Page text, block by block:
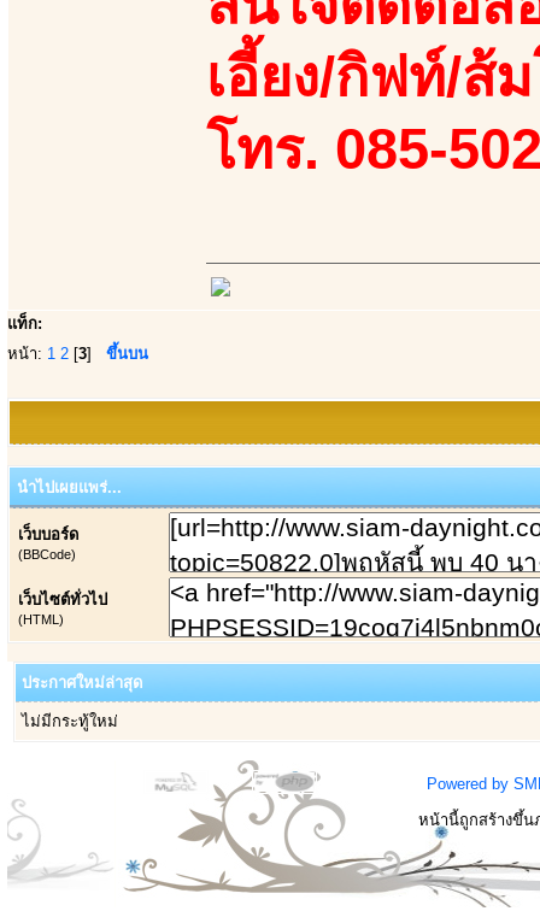
เอี้ยง/กิฟท์/ส้
โทร. 085-
แท็ก:
หน้า: 1 2 [3] ขึ้นบน
นำไปเผยแพร่...
เว็บบอร์ด
(BBCode)
เว็บไซต์ทั่วไป
(HTML)
ประกาศใหม่ล่าสุด
ไม่มีกระทู้ใหม่
Powered by
หน้านี้ถูกสร้างขึ้น